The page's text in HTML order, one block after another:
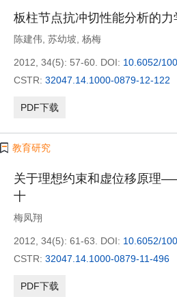
板柱节点抗冲切性能分析的力
陈建伟 苏幼坡 杨梅
2012, 34(5): 57-60. DOI: 10.6052/
CSTR: 32047.14.1000-0879-12-122
PDF下载
教育研究
关于理想约束和虚位移原理
十
梅凤翔
2012, 34(5): 61-63. DOI: 10.6052/
CSTR: 32047.14.1000-0879-11-496
PDF下载